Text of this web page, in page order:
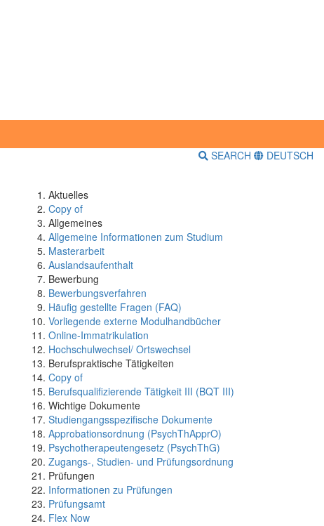
SEARCH DEUTSCH
Aktuelles
Copy of
Allgemeines
Allgemeine Informationen zum Studium
Masterarbeit
Auslandsaufenthalt
Bewerbung
Bewerbungsverfahren
Häufig gestellte Fragen (FAQ)
Vorliegende externe Modulhandbücher
Online-Immatrikulation
Hochschulwechsel/ Ortswechsel
Berufspraktische Tätigkeiten
Copy of
Berufsqualifizierende Tätigkeit III (BQT III)
Wichtige Dokumente
Studiengangsspezifische Dokumente
Approbationsordnung (PsychThApprO)
Psychotherapeutengesetz (PsychThG)
Zugangs-, Studien- und Prüfungsordnung
Prüfungen
Informationen zu Prüfungen
Prüfungsamt
Flex Now